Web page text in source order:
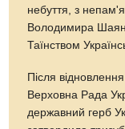
небуття, з
Володимира
Таїнством
Після
Верховна Рада
державний герб